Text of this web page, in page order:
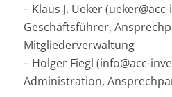
– Klaus J. Ueker
Geschäftsführer,
Mitgliederverwaltung
– Holger Fiegl (info@acc-
Administration,